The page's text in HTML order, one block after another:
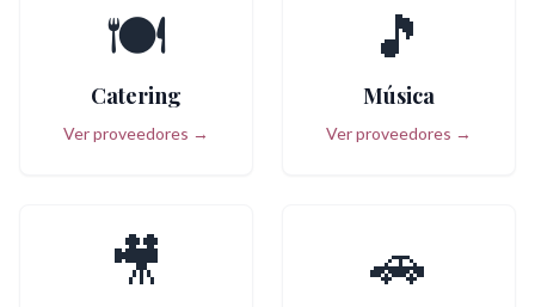
🍽️
Catering
Ver proveedores →
🎵
Música
Ver proveedores →
🎥 🚗